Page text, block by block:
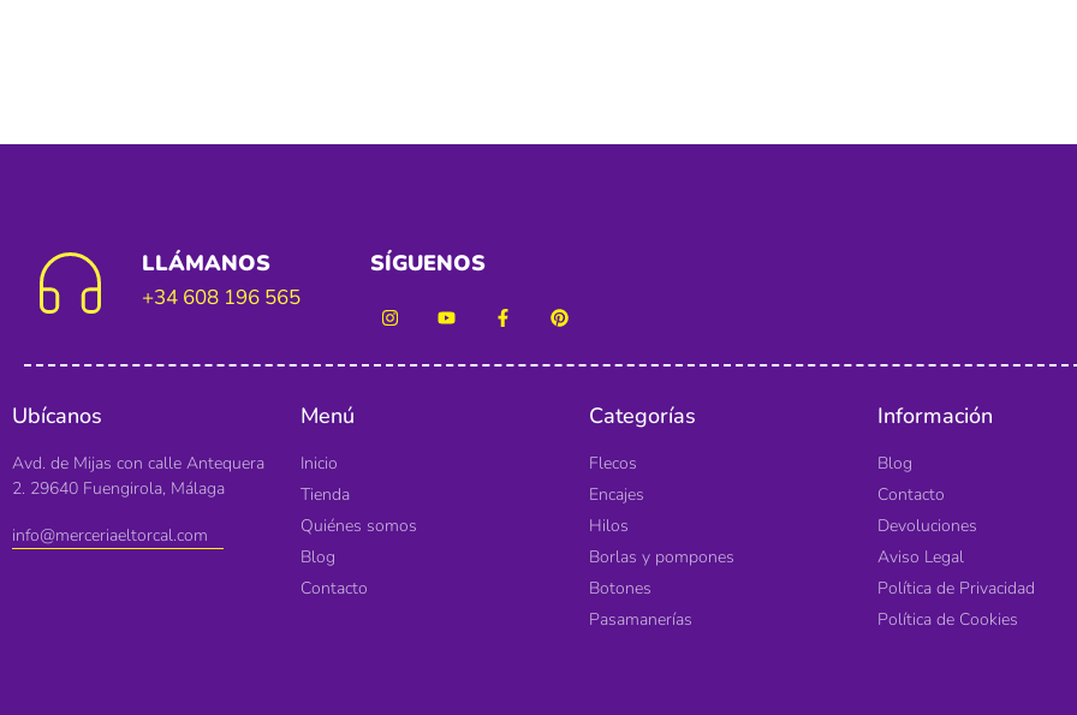
LLÁMANOS
+34 608 196 565
SÍGUENOS
Ubícanos
Avd. de Mijas con calle Antequera
2. 29640 Fuengirola, Málaga
info@merceriaeltorcal.com
Menú
Inicio
Tienda
Quiénes somos
Blog
Contacto
Categorías
Flecos
Encajes
Hilos
Borlas y pompones
Botones
Pasamanerías
Información
Blog
Contacto
Devoluciones
Aviso Legal
Política de Privacidad
Política de Cookies